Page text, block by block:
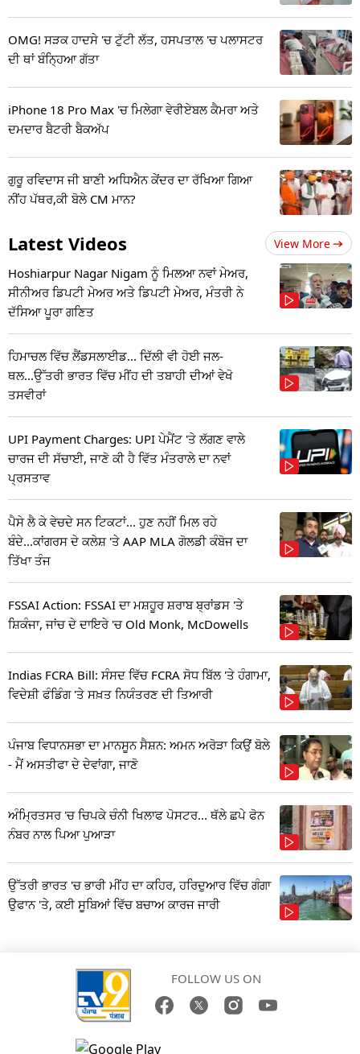
OMG! ਸੜਕ ਹਾਦਸੇ 'ਚ ਟੁੱਟੀ ਲੱਤ, ਹਸਪਤਾਲ 'ਚ ਪਲਾਸਟਰ
ਦੀ ਥਾਂ ਬੰਨ੍ਹਿਆ ਗੱਤਾ
iPhone 18 Pro Max 'ਚ ਮਿਲੇਗਾ ਵੇਰੀਏਬਲ ਕੈਮਰਾ ਅਤੇ
ਦਮਦਾਰ ਬੈਟਰੀ ਬੈਕਅੱਪ
ਗੁਰੂ ਰਵਿਦਾਸ ਜੀ ਬਾਣੀ ਅਧਿਐਨ ਕੇਂਦਰ ਦਾ ਰੱਖਿਆ ਗਿਆ
ਨੀਂਹ ਪੱਥਰ,ਕੀ ਬੋਲੇ CM ਮਾਨ?
Latest Videos View More
Hoshiarpur Nagar Nigam ਨੂੰ ਮਿਲਆ ਨਵਾਂ ਮੇਅਰ,
ਸੀਨੀਅਰ ਡਿਪਟੀ ਮੇਅਰ ਅਤੇ ਡਿਪਟੀ ਮੇਅਰ, ਮੰਤਰੀ ਨੇ
ਦੱਸਿਆ ਪੂਰਾ ਗਣਿਤ
ਹਿਮਾਚਲ ਵਿੱਚ ਲੈਂਡਸਲਾਈਡ... ਦਿੱਲੀ ਵੀ ਹੋਈ ਜਲ-
ਥਲ...ਉੱਤਰੀ ਭਾਰਤ ਵਿੱਚ ਮੀਂਹ ਦੀ ਤਬਾਹੀ ਦੀਆਂ ਵੇਖੋ
ਤਸਵੀਰਾਂ
UPI Payment Charges: UPI ਪੇਮੈਂਟ 'ਤੇ ਲੱਗਣ ਵਾਲੇ
ਚਾਰਜ ਦੀ ਸੱਚਾਈ, ਜਾਣੋ ਕੀ ਹੈ ਵਿੱਤ ਮੰਤਰਾਲੇ ਦਾ ਨਵਾਂ
ਪ੍ਰਸਤਾਵ
ਪੈਸੇ ਲੈ ਕੇ ਵੇਚਦੇ ਸਨ ਟਿਕਟਾਂ... ਹੁਣ ਨਹੀਂ ਮਿਲ ਰਹੇ
ਬੰਦੇ...ਕਾਂਗਰਸ ਦੇ ਕਲੇਸ਼ 'ਤੇ AAP MLA ਗੋਲਡੀ ਕੰਬੋਜ ਦਾ
ਤਿੱਖਾ ਤੰਜ
FSSAI Action: FSSAI ਦਾ ਮਸ਼ਹੂਰ ਸ਼ਰਾਬ ਬ੍ਰਾਂਡਸ 'ਤੇ
ਸ਼ਿਕੰਜਾ, ਜਾਂਚ ਦੇ ਦਾਇਰੇ 'ਚ Old Monk, McDowells
Indias FCRA Bill: ਸੰਸਦ ਵਿੱਚ FCRA ਸੋਧ ਬਿੱਲ 'ਤੇ ਹੰਗਾਮਾ,
ਵਿਦੇਸ਼ੀ ਫੰਡਿੰਗ 'ਤੇ ਸਖ਼ਤ ਨਿਯੰਤਰਣ ਦੀ ਤਿਆਰੀ
ਪੰਜਾਬ ਵਿਧਾਨਸਭਾ ਦਾ ਮਾਨਸੂਨ ਸੈਸ਼ਨ: ਅਮਨ ਅਰੋੜਾ ਕਿਉਂ ਬੋਲੇ
- ਮੈਂ ਅਸਤੀਫਾ ਦੇ ਦੇਵਾਂਗਾ, ਜਾਣੋ
ਅੰਮ੍ਰਿਤਸਰ 'ਚ ਚਿਪਕੇ ਚੰਨੀ ਖਿਲਾਫ ਪੋਸਟਰ... ਥੱਲੇ ਛਪੇ ਫੋਨ
ਨੰਬਰ ਨਾਲ ਪਿਆ ਪੁਆੜਾ
ਉੱਤਰੀ ਭਾਰਤ 'ਚ ਭਾਰੀ ਮੀਂਹ ਦਾ ਕਹਿਰ, ਹਰਿਦੁਆਰ ਵਿੱਚ ਗੰਗਾ
ਉਫਾਨ 'ਤੇ, ਕਈ ਸੂਬਿਆਂ ਵਿੱਚ ਬਚਾਅ ਕਾਰਜ ਜਾਰੀ
FOLLOW US ON